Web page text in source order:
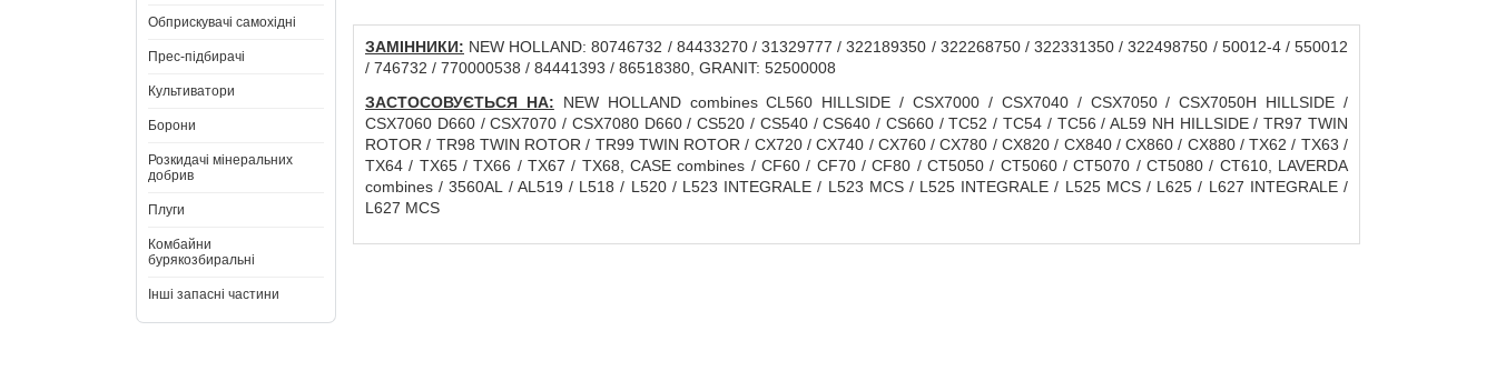
Обприскувачі самохідні
Прес-підбирачі
Культиватори
Борони
Розкидачі мінеральних
добрив
Плуги
Комбайни
бурякозбиральні
Інші запасні частини
ЗАМІННИКИ: NEW HOLLAND: 80746732 / 84433270 / 31329777 / 322189350 / 322268750 / 322331350 / 322498750 / 50012-4 / 550012
/ 746732 / 770000538 / 84441393 / 86518380, GRANIT: 52500008
ЗАСТОСОВУЄТЬСЯ НА: NEW HOLLAND combines CL560 HILLSIDE / CSX7000 / CSX7040 / CSX7050 / CSX7050H HILLSIDE /
CSX7060 D660 / CSX7070 / CSX7080 D660 / CS520 / CS540 / CS640 / CS660 / TC52 / TC54 / TC56 / AL59 NH HILLSIDE / TR97 TWIN
ROTOR / TR98 TWIN ROTOR / TR99 TWIN ROTOR / CX720 / CX740 / CX760 / CX780 / CX820 / CX840 / CX860 / CX880 / TX62 / TX63 /
TX64 / TX65 / TX66 / TX67 / TX68, CASE combines / CF60 / CF70 / CF80 / CT5050 / CT5060 / CT5070 / CT5080 / CT610, LAVERDA
combines / 3560AL / AL519 / L518 / L520 / L523 INTEGRALE / L523 MCS / L525 INTEGRALE / L525 MCS / L625 / L627 INTEGRALE /
L627 MCS